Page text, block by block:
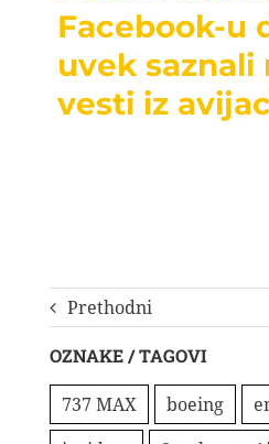
Facebook-u
uvek saznali
vesti iz
Prethodni
OZNAKE / TAGOVI
737 MAX boeing